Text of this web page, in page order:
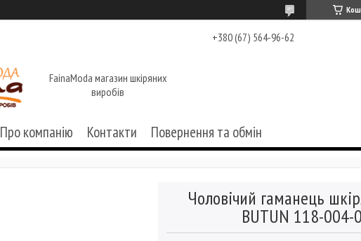
+380 (67) 564-96-62
FainaModa магазин шкіряних
виробів
Про компанію Контакти Повернення та обмін
Чоловічий гаманець
BUTUN 118-004-